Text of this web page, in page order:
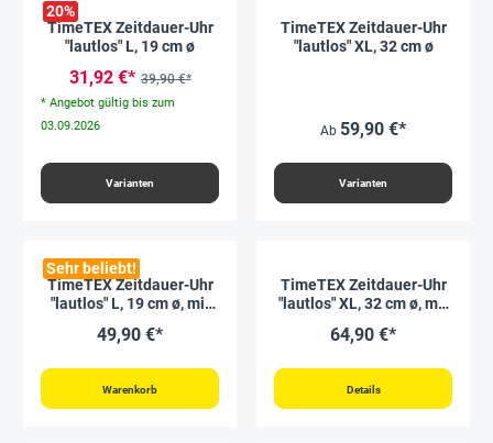
20%
TimeTEX Zeitdauer-Uhr
"lautlos" L, 19 cm ø
31,92 €* 39,90 €*
* Angebot gültig bis zum
03.09.2026
Varianten
TimeTEX Zeitdauer-Uhr
"lautlos" XL, 32 cm ø
Ab 59,90 €*
Varianten
Sehr beliebt!
TimeTEX Zeitdauer-Uhr
"lautlos" L, 19 cm ø, mit
Pausentaste
49,90 €*
Warenkorb
TimeTEX Zeitdauer-Uhr
"lautlos" XL, 32 cm ø, mit
Pausentaste
64,90 €*
Details